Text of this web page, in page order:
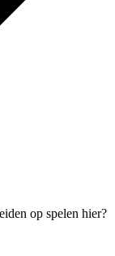
op spelen hier?